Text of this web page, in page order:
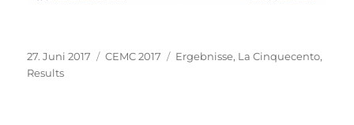
Veröffentlicht
am
27. Juni 2017 Kategorien
CEMC 2017 Schlagwörter
Ergebnisse, La Cinquecento,
Results